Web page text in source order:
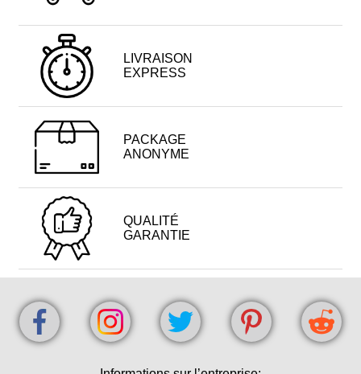
LIVRAISON
EXPRESS
PACKAGE
ANONYME
QUALITÉ
GARANTIE